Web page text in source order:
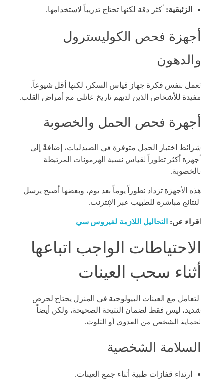
الزئبقية: أكثر دقة لكنها تحتاج تدريباً لاستخدامها.
أجهزة فحص الكوليسترول
والدهون
تعمل بنفس فكرة جهاز قياس السكر، لكنها أقل شيوعاً.
مفيدة للأشخاص الذين لديهم تاريخ عائلي مع أمراض القلب.
أجهزة فحص الحمل والخصوبة
شرائط اختبار الحمل متوفرة في الصيدليات، إضافةً إلى
أجهزة أكثر تطوراً لقياس نسبة الهرمونات المرتبطة
بالخصوبة.
هذه الأجهزة تزداد تطوراً يوماً بعد يوم، وبعضها أصبح يرسل
النتائج مباشرة للطبيب عبر الإنترنت.
اقراء عن: التحاليل اللازمة لفيروس سي
الاحتياطات الواجب اتباعها
أثناء سحب العينات
التعامل مع العينات البيولوجية في المنزل يحتاج لحرص
شديد، ليس فقط لضمان النتيجة الصحيحة، ولكن أيضاً
لحماية الشخص من العدوى أو التلوث.
السلامة الشخصية
ارتداء قفازات طبية أثناء جمع العينات.